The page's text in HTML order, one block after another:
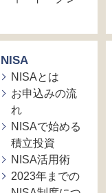
NISA
NISAとは
お申込みの流
れ
NISAで始める
積立投資
NISA活用術
2023年までの